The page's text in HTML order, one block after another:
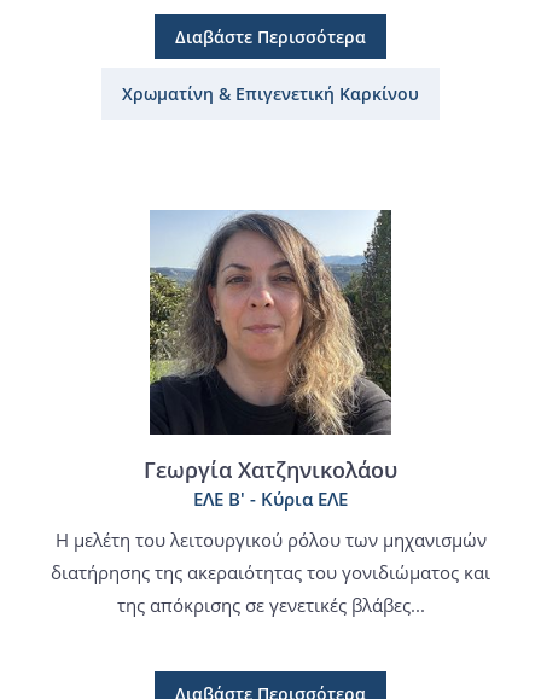
Διαβάστε Περισσότερα
Χρωματίνη & Επιγενετική Καρκίνου
Γεωργία Χατζηνικολάου
ΕΛΕ Β' - Κύρια ΕΛΕ
Η μελέτη του λειτουργικού ρόλου των μηχανισμών
διατήρησης της ακεραιότητας του γονιδιώματος και
της απόκρισης σε γενετικές βλάβες...
Διαβάστε Περισσότερα